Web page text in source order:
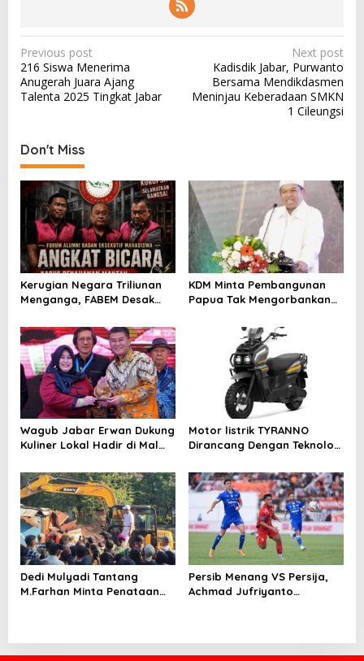
P
o
s
n
a
v
i
g
a
t
i
o
n
Previous post
216 Siswa Menerima
Anugerah Juara Ajang
Talenta 2025 Tingkat Jabar
Next post
Kadisdik Jabar, Purwanto
Bersama Mendikdasmen
Meninjau Keberadaan SMKN
1 Cileungsi
Don't Miss
Kerugian Negara Triliunan
Menganga, FABEM Desak
Afiliasi Tersangka MBG
KDM Minta Pembangunan
Papua Tak Mengorbankan
Wagub Jabar Erwan Dukung
Kuliner Lokal Hadir di Mal
Motor listrik TYRANNO
Dirancang Dengan Teknologi
Dedi Mulyadi Tantang
M.Farhan Minta Penataan
Persib Menang VS Persija,
Achmad Jufriyanto